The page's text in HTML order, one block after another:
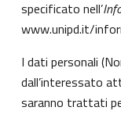
specificato nell’
www.unipd.it/
I dati personali
dall’interessato
saranno trattati